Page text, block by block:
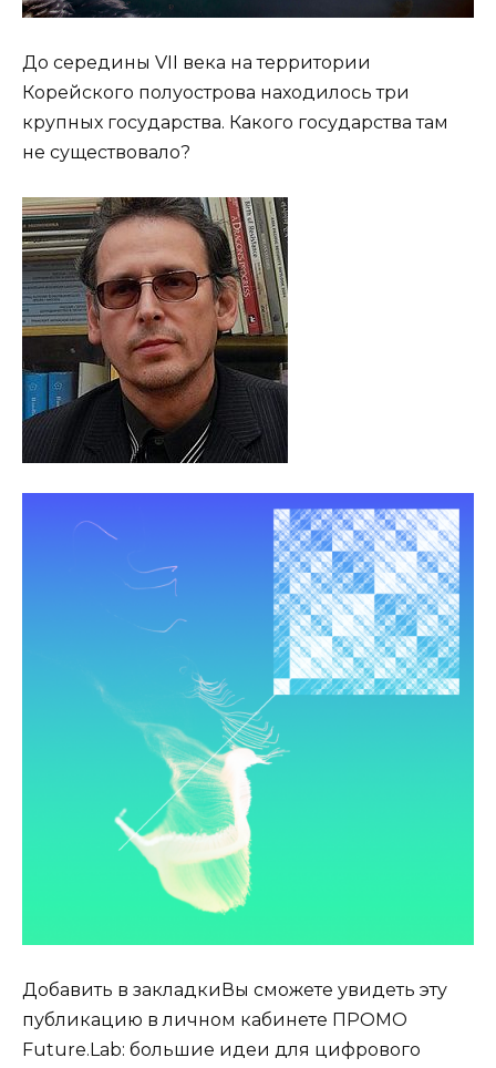
До середины VII века на территории
Корейского полуострова находилось три
крупных государства. Какого государства там
не существовало?
Добавить в закладкиВы сможете увидеть эту
публикацию в личном кабинете ПРОМО
Future.Lab: большие идеи для цифрового